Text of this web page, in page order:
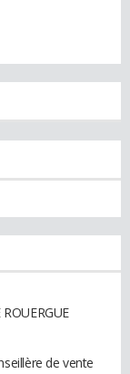
de vente